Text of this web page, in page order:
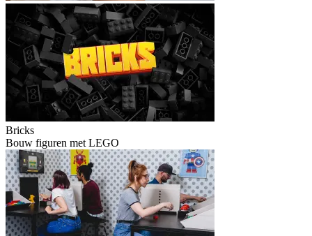
Bricks
Bouw figuren met LEGO